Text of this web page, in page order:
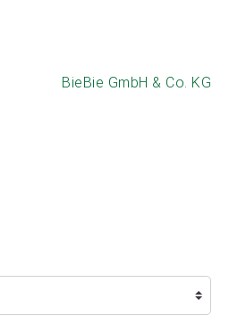
BieBie GmbH & Co. KG